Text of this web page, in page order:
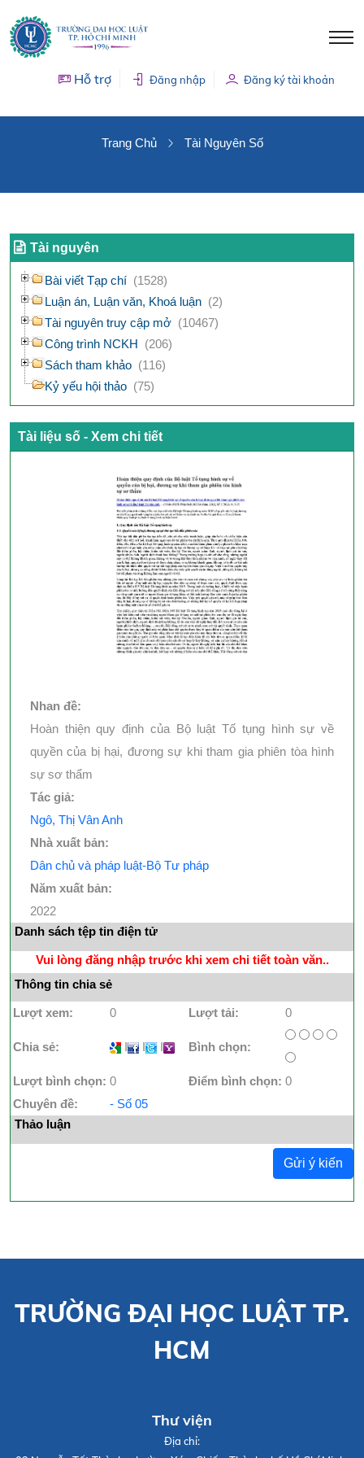
Hỗ trợ Đăng nhập Đăng ký tài khoản
Trang Chủ Tài Nguyên Số
Tài nguyên
Bài viết Tạp chí (1528)
Luận án, Luận văn, Khoá luận (2)
Tài nguyên truy cập mở (10467)
Công trình NCKH (206)
Sách tham khảo (116)
Kỷ yếu hội thảo (75)
Tài liệu số - Xem chi tiết
Nhan đề:
Hoàn thiện quy định của Bộ luật Tố tụng hình sự về
quyền của bị hại, đương sự khi tham gia phiên tòa hình
sự sơ thẩm
Tác giả:
Ngô, Thị Vân Anh
Nhà xuất bản:
Dân chủ và pháp luật-Bộ Tư pháp
Năm xuất bản:
2022
Danh sách tệp tin điện tử
Vui lòng đăng nhập trước khi xem chi tiết toàn văn..
Thông tin chia sẻ
Lượt xem: 0 Lượt tải: 0
Chia sẻ: I I I Bình chọn:
Lượt bình chọn: 0 Điểm bình chọn: 0
Chuyên đề:
- Số 05
Thảo luận
Gửi ý kiến
TRƯỜNG ĐẠI HỌC LUẬT TP.
HCM
Thư viện
Địa chỉ: